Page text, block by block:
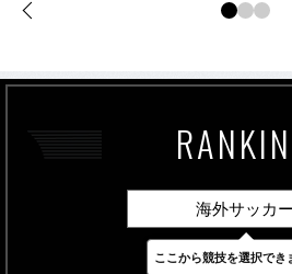
海外サッカー
最新 24時間
ここから競技を選択でき